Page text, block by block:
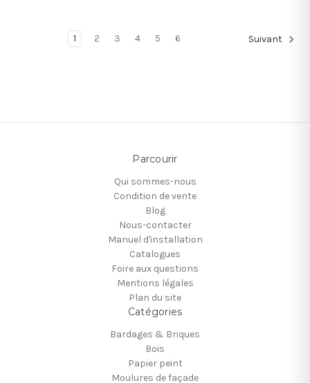
1 2 3 4 5 6 Suivant
Parcourir
Qui sommes-nous
Condition de vente
Blog
Nous-contacter
Manuel d'installation
Catalogues
Foire aux questions
Mentions légales
Plan du site
Catégories
Bardages & Briques
Bois
Papier peint
Moulures de façade